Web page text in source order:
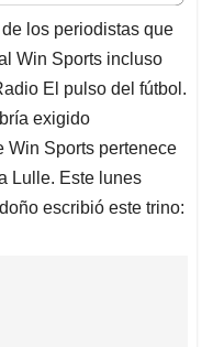
los periodistas que
Win Sports incluso
El pulso del fútbol.
exigido
Win Sports pertenece
Lulle. Este lunes
escribió este trino: